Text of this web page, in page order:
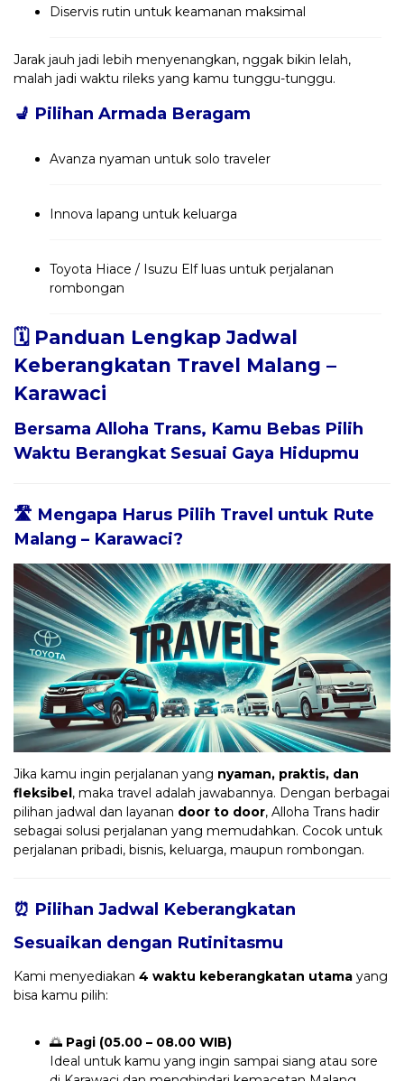
Diservis rutin untuk keamanan maksimal
Jarak jauh jadi lebih menyenangkan, nggak bikin lelah,
malah jadi waktu rileks yang kamu tunggu-tunggu.
💺 Pilihan Armada Beragam
Avanza nyaman untuk solo traveler
Innova lapang untuk keluarga
Toyota Hiace / Isuzu Elf luas untuk perjalanan
rombongan
🗓️ Panduan Lengkap Jadwal
Keberangkatan Travel Malang –
Karawaci
Bersama Alloha Trans, Kamu Bebas Pilih
Waktu Berangkat Sesuai Gaya Hidupmu
🛣️ Mengapa Harus Pilih Travel untuk Rute
Malang – Karawaci?
Jika kamu ingin perjalanan yang nyaman, praktis, dan
fleksibel, maka travel adalah jawabannya. Dengan berbagai
pilihan jadwal dan layanan door to door, Alloha Trans hadir
sebagai solusi perjalanan yang memudahkan. Cocok untuk
perjalanan pribadi, bisnis, keluarga, maupun rombongan.
⏰ Pilihan Jadwal Keberangkatan
Sesuaikan dengan Rutinitasmu
Kami menyediakan 4 waktu keberangkatan utama yang
bisa kamu pilih:
🌅 Pagi (05.00 – 08.00 WIB)
Ideal untuk kamu yang ingin sampai siang atau sore